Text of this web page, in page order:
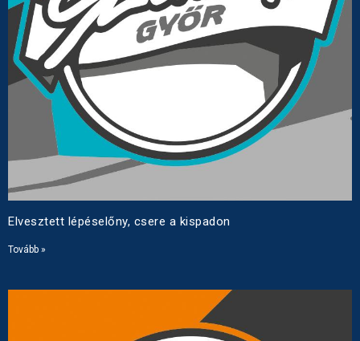
Elvesztett lépéselőny, csere a kispadon
Tovább »